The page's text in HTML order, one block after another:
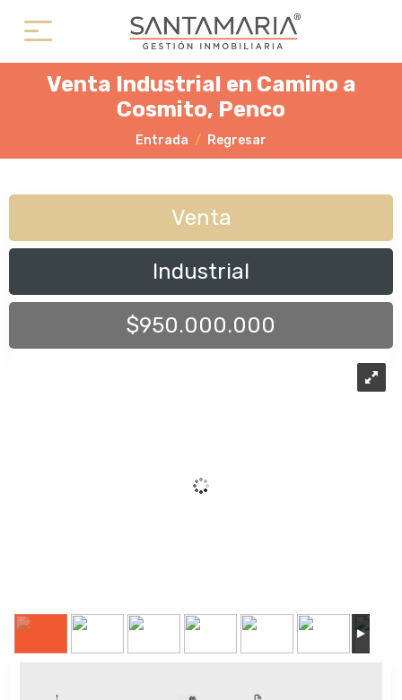
Venta Industrial en Camino a
Cosmito, Penco
Entrada Regresar
Venta
Industrial
$950.000.000